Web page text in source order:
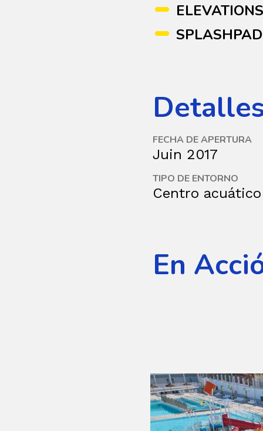
FECHA DE APERTURA
Juin 2017
TIPO DE ENTORNO
Centro acuático
En